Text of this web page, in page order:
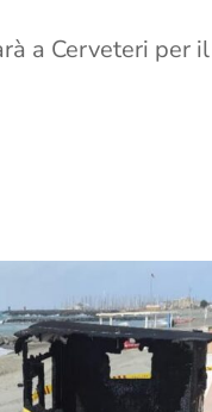
a Cerveteri per